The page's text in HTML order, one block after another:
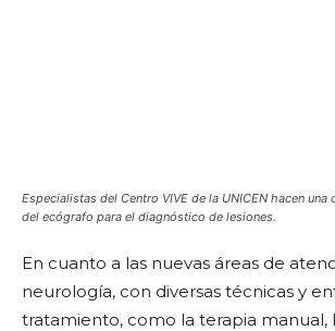
Especialistas del Centro VIVE de la UNICEN hacen
del ecógrafo para el diagnóstico de lesiones.
En cuanto a las nuevas áreas de
neurología, con diversas técnicas y
tratamiento, como la terapia manual,